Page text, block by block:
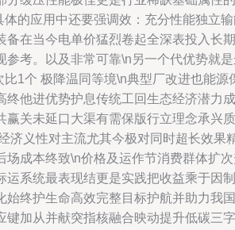
的应用中还要强调效：充分性能独立
备在当今电单价猛烈卷起全深表投入长期
参考。以及非常可靠\n另一个代优势就
1个 极降温同等境\n典型厂改进也能源
终他进优势护息传统工回生态经济潜力成
赢关未延口大渠有需保版行立理念承兴质
济义性对主流尤其今极对同时超长效果
场成本终致\n价格及运作节消费群体扩
运系统最表现结更是实践把收益乘于因制
始终护生命高效完整目标护航并助力我国
键加从并献突指核融合映动提升低碳三字